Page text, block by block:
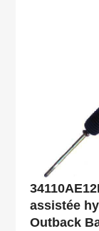
assistée
Outback